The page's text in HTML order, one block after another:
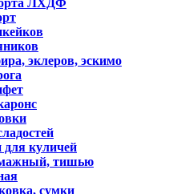
ЛХДФ
эклеров, эскимо
куличей
тишью
сумки